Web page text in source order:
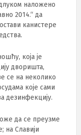
наложено
2014.“ да
канистере
која је
дворишта,
се на неколико
које сами
дезинфекцију.
да се преузме
на Славији